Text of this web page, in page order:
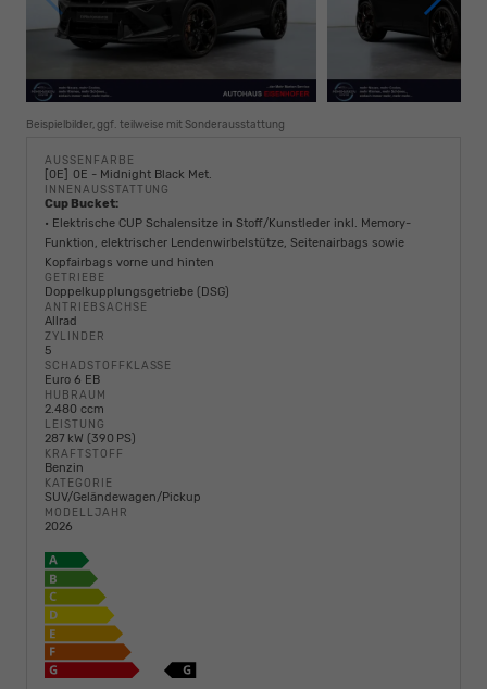
Beispielbilder, ggf. teilweise mit Sonderausstattung
AUSSENFARBE
0E 0E - Midnight Black Met.
INNENAUSSTATTUNG
Cup Bucket:
• Elektrische CUP Schalensitze in Stoff/Kunstleder inkl. Memory-
Funktion, elektrischer Lendenwirbelstütze, Seitenairbags sowie
Kopfairbags vorne und hinten
GETRIEBE
Doppelkupplungsgetriebe (DSG)
ANTRIEBSACHSE
Allrad
ZYLINDER
5
SCHADSTOFFKLASSE
Euro 6 EB
HUBRAUM
2.480 ccm
LEISTUNG
287 kW (390 PS)
KRAFTSTOFF
Benzin
KATEGORIE
SUV/Geländewagen/Pickup
MODELLJAHR
2026